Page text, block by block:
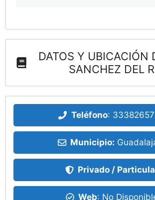
DATOS Y UBICACIÓN
SANCHEZ DEL
Teléfono:
Municipio:
Privado /
Web: No